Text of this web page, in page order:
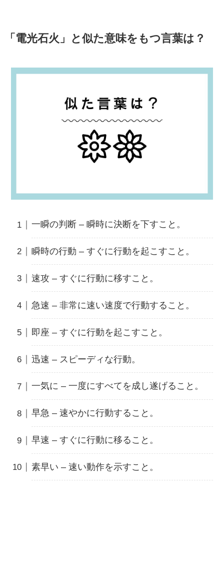
「電光石火」と似た意味をもつ言葉は？
一瞬の判断 – 瞬時に決断を下すこと。
瞬時の行動 – すぐに行動を起こすこと。
速攻 – すぐに行動に移すこと。
急速 – 非常に速い速度で行動すること。
即座 – すぐに行動を起こすこと。
迅速 – スピーディな行動。
一気に – 一度にすべてを成し遂げること。
早急 – 速やかに行動すること。
早速 – すぐに行動に移ること。
素早い – 速い動作を示すこと。